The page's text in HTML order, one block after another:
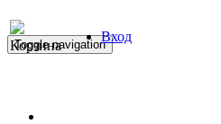
Корзина
Вход
Toggle navigation